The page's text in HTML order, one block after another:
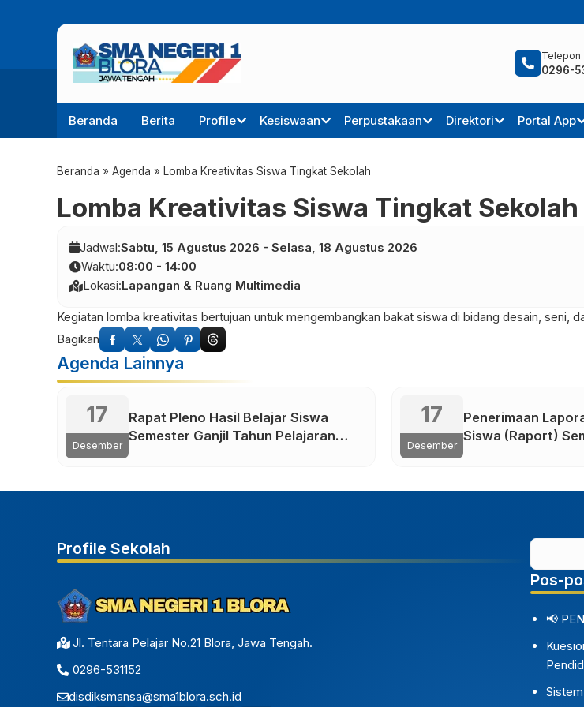
Telepon
0296-
Beranda Berita Profile Kesiswaan Perpustakaan Direktori Portal App
Beranda » Agenda » Lomba Kreativitas Siswa Tingkat Sekolah
Lomba Kreativitas Siswa Tingkat Sekolah
Jadwal:Sabtu, 15 Agustus 2026 - Selasa, 18 Agustus 2026
Waktu:08:00 - 14:00
Lokasi:Lapangan & Ruang Multimedia
Kegiatan lomba kreativitas bertujuan untuk mengembangkan bakat siswa di bidang desain, seni,
Bagikan
Agenda Lainnya
17
Desember
Rapat Pleno Hasil Belajar Siswa
Semester Ganjil Tahun Pelajaran
17
Desember
Penerimaan
Siswa (Raport)
Profile Sekolah
Jl. Tentara Pelajar No.21 Blora, Jawa Tengah.
0296-531152
disdiksmansa@sma1blora.sch.id
Pos-
📢